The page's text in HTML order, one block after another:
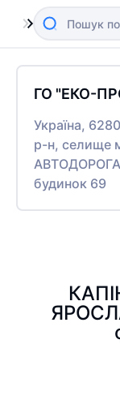
ГО "ЕКО-
Україна,
р-н, селище
будинок 69